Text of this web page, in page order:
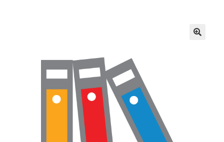
Дотоод журмын багц
Компанийн удирдлагын бичиг баримт